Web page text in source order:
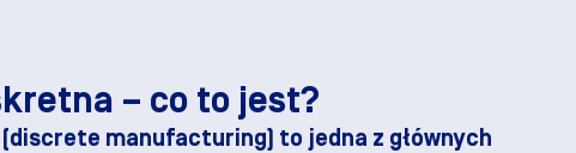
– co to jest?
manufacturing) to jedna z głównych